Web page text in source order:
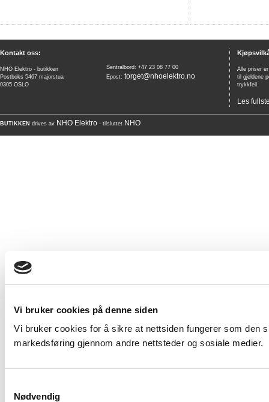
Vi bruker cookies på denne siden
Vi bruker cookies for å sikre at nettsiden fungerer som den
markedsføring gjennom andre nettsteder og sosiale medier.
Nødvendig
Kontakt oss:
NHO Elektro - butikken
Postboks 5467 majorstua
0305 OSLO
Sentralbord: +47 23 08 77 00
Epost: torget@nhoelektro.no
Alle priser
til gjeldene
trykkfeil.
Les
BUTIKKEN drives av NHO Elektro - tilsluttet NHO